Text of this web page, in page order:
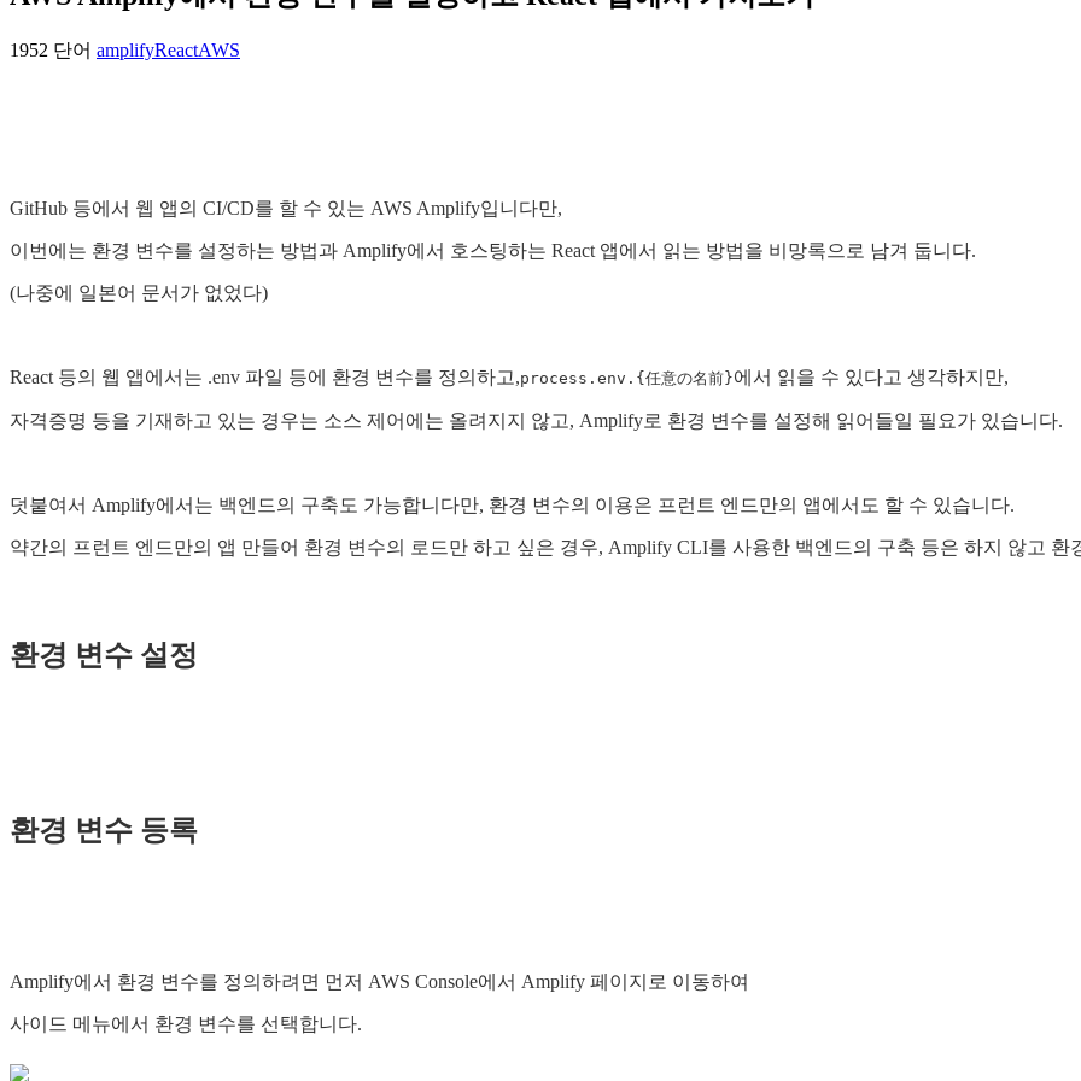
1952 단어 amplifyReactAWS
GitHub 등에서 웹 앱의 CI/CD를 할 수 있는 AWS Amplify입니다만,
이번에는 환경 변수를 설정하는 방법과 Amplify에서 호스팅하는 React 앱에서 읽는 방법을 비망록으로 남겨 둡니다.
(나중에 일본어 문서가 없었다)
React 등의 웹 앱에서는 .env 파일 등에 환경 변수를 정의하고,process.env.{任意の名前}에서 읽을 수 있다고 생각하지만,
자격증명 등을 기재하고 있는 경우는 소스 제어에는 올려지지 않고, Amplify로 환경 변수를 설정해 읽어들일 필요가 있습니다.
덧붙여서 Amplify에서는 백엔드의 구축도 가능합니다만, 환경 변수의 이용은 프런트 엔드만의 앱에서도 할 수 있습니다.
약간의 프런트 엔드만의 앱 만들어 환경 변수의 로드만 하고 싶은 경우, Amplify CLI를 사용한 백엔드의 구축 등은 하지 않고 환
환경 변수 설정
환경 변수 등록
Amplify에서 환경 변수를 정의하려면 먼저 AWS Console에서 Amplify 페이지로 이동하여
사이드 메뉴에서 환경 변수를 선택합니다.